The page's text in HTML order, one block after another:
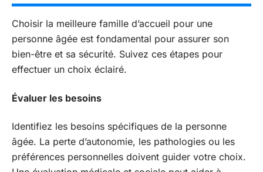
Choisir la meilleure famille d’accueil pour une
personne âgée est fondamental pour assurer son
bien-être et sa sécurité. Suivez ces étapes pour
effectuer un choix éclairé.
Évaluer les besoins
Identifiez les besoins spécifiques de la personne
âgée. La perte d’autonomie, les pathologies ou les
préférences personnelles doivent guider votre choix.